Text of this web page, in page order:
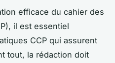
efficace du cahier des
il est essentiel
CCP qui assurent
tout, la rédaction doit